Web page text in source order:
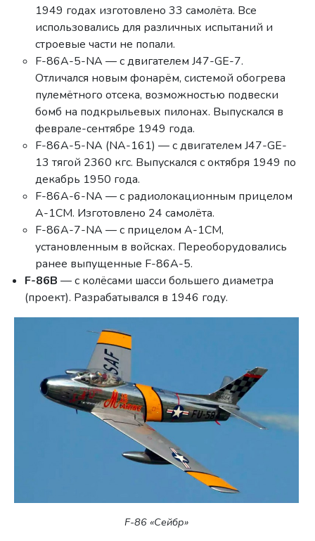
1949 годах изготовлено 33 самолёта. Все
использовались для различных испытаний и
строевые части не попали.
F-86A-5-NA — с двигателем J47-GE-7.
Отличался новым фонарём, системой обогрева
пулемётного отсека, возможностью подвески
бомб на подкрыльевых пилонах. Выпускался в
феврале-сентябре 1949 года.
F-86A-5-NA (NA-161) — с двигателем J47-GE-
13 тягой 2360 кгс. Выпускался с октября 1949 по
декабрь 1950 года.
F-86A-6-NA — с радиолокационным прицелом
A-1CM. Изготовлено 24 самолёта.
F-86A-7-NA — с прицелом A-1CM,
установленным в войсках. Переоборудовались
ранее выпущенные F-86A-5.
F-86B — с колёсами шасси большего диаметра
(проект). Разрабатывался в 1946 году.
F-86 «Сейбр»